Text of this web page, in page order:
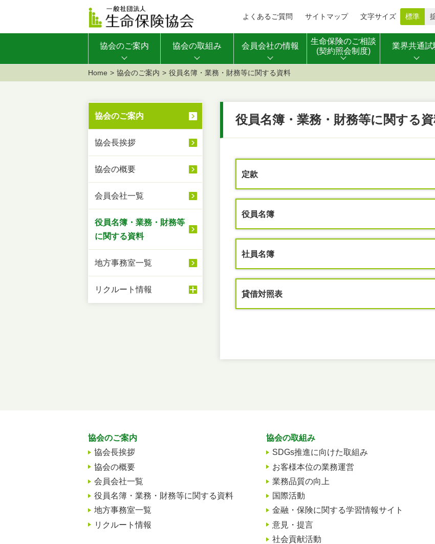
よくあるご質問 サイトマップ 文字サイズ 標準
協会のご案内 協会の取組み 会員会社の情報
生命保険のご相談
(契約照会制度)
業界共通試
Home 協会のご案内 役員名簿・業務・財務等に関する資料
役員名簿・業務・財務等に関する
定款
役員名簿
社員名簿
貸借対照表
協会のご案内
協会長挨拶
協会の概要
会員会社一覧
役員名簿・業務・財務等
に関する資料
地方事務室一覧
リクルート情報
協会のご案内
協会長挨拶
協会の概要
会員会社一覧
役員名簿・業務・財務等に関する資料
地方事務室一覧
リクルート情報
協会の取組み
SDGs推進に向けた取組み
お客様本位の業務運営
業務品質の向上
国際活動
金融・保険に関する学習情報サイト
意見・提言
社会貢献活動